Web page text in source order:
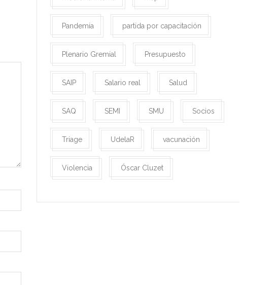
Pandemia partida por capacitación
Plenario Gremial Presupuesto
SAIP Salario real Salud
SAQ SEMI SMU Socios
Triage UdelaR vacunación
Violencia Óscar Cluzet